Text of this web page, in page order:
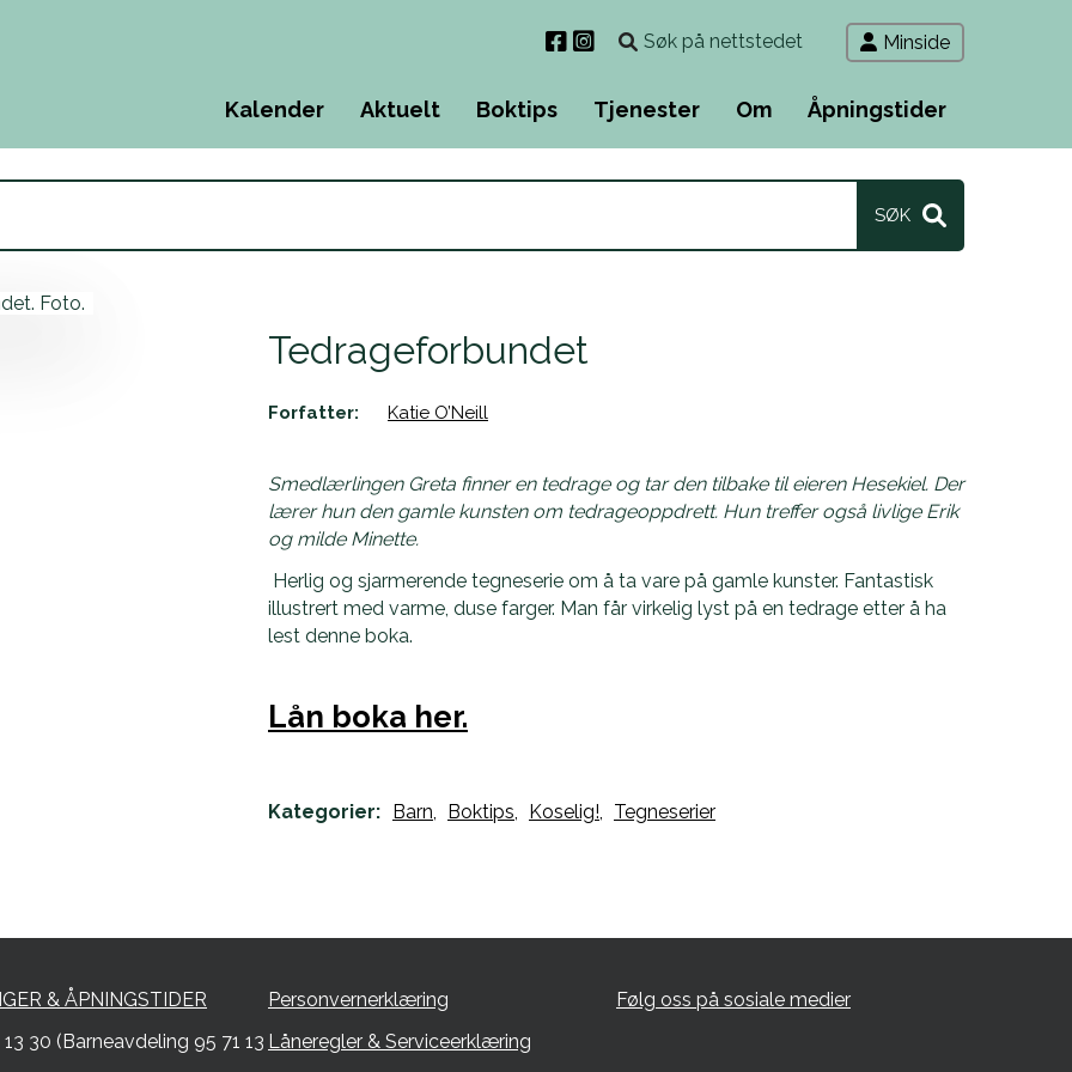
Søk
Minside
Menu
Kalender Aktuelt Boktips Tjenester Om Åpningstider
Tedrageforbundet
Forfatter: Katie O’Neill
Smedlærlingen Greta finner en tedrage og tar den tilbake til eieren Hesekiel. Der
lærer hun den gamle kunsten om tedrageoppdrett. Hun treffer også livlige Erik
og milde Minette.
Herlig og sjarmerende tegneserie om å ta vare på gamle kunster. Fantastisk
illustrert med varme, duse farger. Man får virkelig lyst på en tedrage etter å ha
lest denne boka.
Lån boka her.
Kategorier: Barn, Boktips, Koselig!, Tegneserier
& ÅPNINGSTIDER
30 (Barneavdeling 95 71 13
Personvernerklæring
Låneregler & Serviceerklæring
Følg oss på sosiale medier